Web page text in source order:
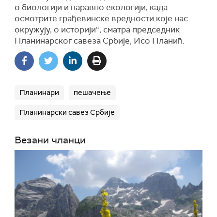
о биологији и наравно екологији, када
осмотрите грађевинске вредности које нас
окружују, о историји“, сматра председник
Планинарског савеза Србије, Исо Планић.
Планинари пешачење
Планинарски савез Србије
Везани чланци